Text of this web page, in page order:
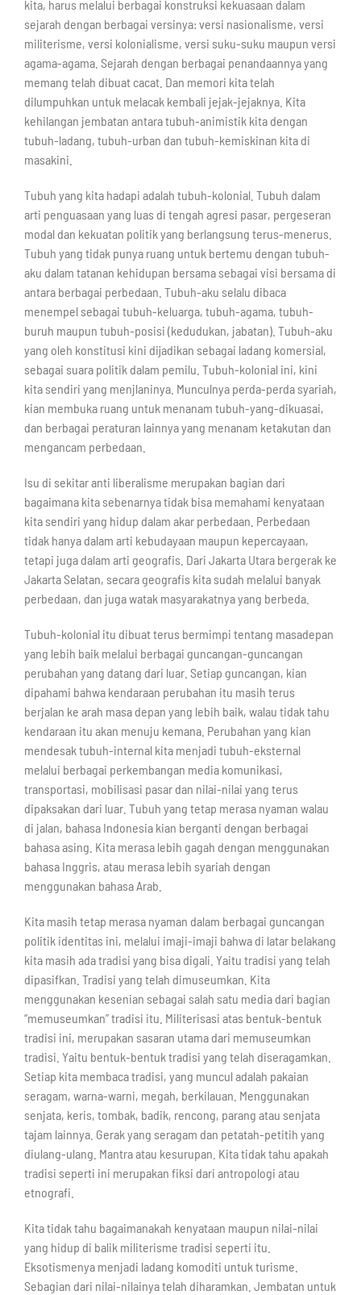
kita, harus melalui berbagai konstruksi kekuasaan dalam
sejarah dengan berbagai versinya: versi nasionalisme, versi
militerisme, versi kolonialisme, versi suku-suku maupun versi
agama-agama. Sejarah dengan berbagai penandaannya yang
memang telah dibuat cacat. Dan memori kita telah
dilumpuhkan untuk melacak kembali jejak-jejaknya. Kita
kehilangan jembatan antara tubuh-animistik kita dengan
tubuh-ladang, tubuh-urban dan tubuh-kemiskinan kita di
masakini.
Tubuh yang kita hadapi adalah tubuh-kolonial. Tubuh dalam
arti penguasaan yang luas di tengah agresi pasar, pergeseran
modal dan kekuatan politik yang berlangsung terus-menerus.
Tubuh yang tidak punya ruang untuk bertemu dengan tubuh-
aku dalam tatanan kehidupan bersama sebagai visi bersama di
antara berbagai perbedaan. Tubuh-aku selalu dibaca
menempel sebagai tubuh-keluarga, tubuh-agama, tubuh-
buruh maupun tubuh-posisi (kedudukan, jabatan). Tubuh-aku
yang oleh konstitusi kini dijadikan sebagai ladang komersial,
sebagai suara politik dalam pemilu. Tubuh-kolonial ini, kini
kita sendiri yang menjlaninya. Munculnya perda-perda syariah,
kian membuka ruang untuk menanam tubuh-yang-dikuasai,
dan berbagai peraturan lainnya yang menanam ketakutan dan
mengancam perbedaan.
Isu di sekitar anti liberalisme merupakan bagian dari
bagaimana kita sebenarnya tidak bisa memahami kenyataan
kita sendiri yang hidup dalam akar perbedaan. Perbedaan
tidak hanya dalam arti kebudayaan maupun kepercayaan,
tetapi juga dalam arti geografis. Dari Jakarta Utara bergerak ke
Jakarta Selatan, secara geografis kita sudah melalui banyak
perbedaan, dan juga watak masyarakatnya yang berbeda.
Tubuh-kolonial itu dibuat terus bermimpi tentang masadepan
yang lebih baik melalui berbagai guncangan-guncangan
perubahan yang datang dari luar. Setiap guncangan, kian
dipahami bahwa kendaraan perubahan itu masih terus
berjalan ke arah masa depan yang lebih baik, walau tidak tahu
kendaraan itu akan menuju kemana. Perubahan yang kian
mendesak tubuh-internal kita menjadi tubuh-eksternal
melalui berbagai perkembangan media komunikasi,
transportasi, mobilisasi pasar dan nilai-nilai yang terus
dipaksakan dari luar. Tubuh yang tetap merasa nyaman walau
di jalan, bahasa Indonesia kian berganti dengan berbagai
bahasa asing. Kita merasa lebih gagah dengan menggunakan
bahasa Inggris, atau merasa lebih syariah dengan
menggunakan bahasa Arab.
Kita masih tetap merasa nyaman dalam berbagai guncangan
politik identitas ini, melalui imaji-imaji bahwa di latar belakang
kita masih ada tradisi yang bisa digali. Yaitu tradisi yang telah
dipasifkan. Tradisi yang telah dimuseumkan. Kita
menggunakan kesenian sebagai salah satu media dari bagian
“memuseumkan” tradisi itu. Militerisasi atas bentuk-bentuk
tradisi ini, merupakan sasaran utama dari memuseumkan
tradisi. Yaitu bentuk-bentuk tradisi yang telah diseragamkan.
Setiap kita membaca tradisi, yang muncul adalah pakaian
seragam, warna-warni, megah, berkilauan. Menggunakan
senjata, keris, tombak, badik, rencong, parang atau senjata
tajam lainnya. Gerak yang seragam dan petatah-petitih yang
diulang-ulang. Mantra atau kesurupan. Kita tidak tahu apakah
tradisi seperti ini merupakan fiksi dari antropologi atau
etnografi.
Kita tidak tahu bagaimanakah kenyataan maupun nilai-nilai
yang hidup di balik militerisme tradisi seperti itu.
Eksotismenya menjadi ladang komoditi untuk turisme.
Sebagian dari nilai-nilainya telah diharamkan. Jembatan untuk